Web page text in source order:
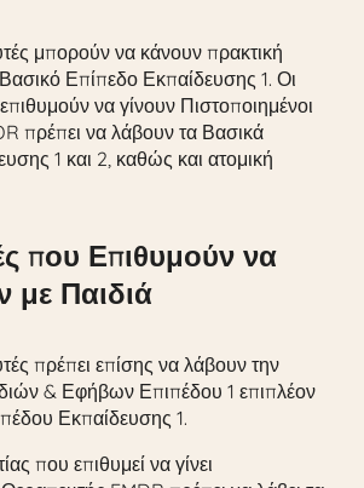
μπορούν να κάνουν πρακτική
Επίπεδο Εκπαίδευσης 1. Οι
να γίνουν Πιστοποιημένοι
πρέπει να λάβουν τα Βασικά
1 και 2, καθώς και ατομική
που Επιθυμούν να
με Παιδιά
πρέπει επίσης να λάβουν την
& Εφήβων Επιπέδου 1 επιπλέον
Εκπαίδευσης 1.
που επιθυμεί να γίνει